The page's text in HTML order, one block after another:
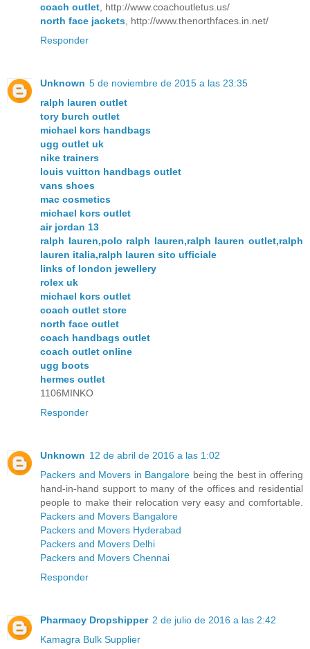
coach outlet , http://www.coachoutletus.us/
north face jackets , http://www.thenorthfaces.in.net/
Responder
Unknown 5 de noviembre de 2015 a las 23:35
ralph lauren outlet
tory burch outlet
michael kors handbags
ugg outlet uk
nike trainers
louis vuitton handbags outlet
vans shoes
mac cosmetics
michael kors outlet
air jordan 13
ralph lauren,polo ralph lauren,ralph lauren outlet,ralph
lauren italia,ralph lauren sito ufficiale
links of london jewellery
rolex uk
michael kors outlet
coach outlet store
north face outlet
coach handbags outlet
coach outlet online
ugg boots
hermes outlet
1106MINKO
Responder
Unknown 12 de abril de 2016 a las 1:02
Packers and Movers in Bangalore being the best in offering
hand-in-hand support to many of the offices and residential
people to make their relocation very easy and comfortable.
Packers and Movers Bangalore
Packers and Movers Hyderabad
Packers and Movers Delhi
Packers and Movers Chennai
Responder
Pharmacy Dropshipper 2 de julio de 2016 a las 2:42
Kamagra Bulk Supplier